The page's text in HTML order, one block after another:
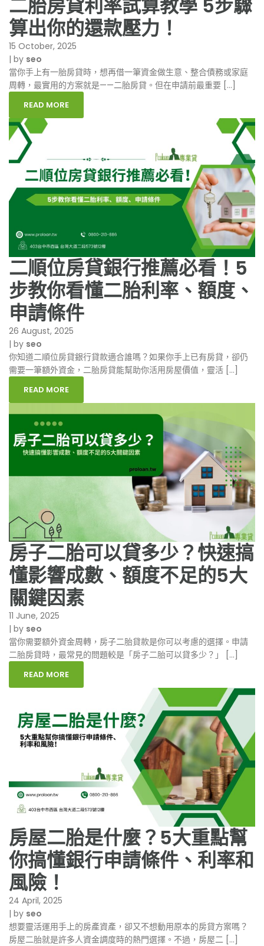
二胎房貸利率試算教學 5步驟
算出你的還款壓力！
15 October, 2025
| by seo
當你手上有一胎房貸時，想再借一筆資金做生意、整合債務或家庭
周轉，最實用的方案就是——二胎房貸。但在申請前最重要 […]
READ MORE
二順位房貸銀行推薦必看！5
步教你看懂二胎利率、額度、
申請條件
26 August, 2025
| by seo
你知道二順位房貸銀行貸款適合誰嗎？如果你手上已有房貸，卻仍
需要一筆額外資金，二胎房貸能幫助你活用房屋價值，靈活 […]
READ MORE
房子二胎可以貸多少？快速搞
懂影響成數、額度不足的5大
關鍵因素
11 June, 2025
| by seo
當你需要額外資金周轉，房子二胎貸款是你可以考慮的選擇。申請
二胎房貸時，最常見的問題較是「房子二胎可以貸多少？」 […]
READ MORE
房屋二胎是什麼？5大重點幫
你搞懂銀行申請條件、利率和
風險！
24 April, 2025
| by seo
想要靈活運用手上的房產資產，卻又不想動用原本的房貸方案嗎？
房屋二胎就是許多人資金調度時的熱門選擇。不過，房屋二 […]